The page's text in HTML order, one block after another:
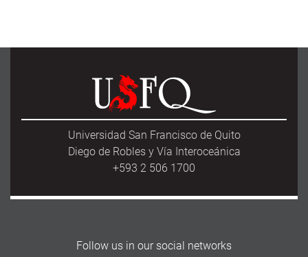
Universidad San Francisco de Quito
Diego de Robles y Vía Interoceánica
+593 2 506 1700
Follow us in our social networks